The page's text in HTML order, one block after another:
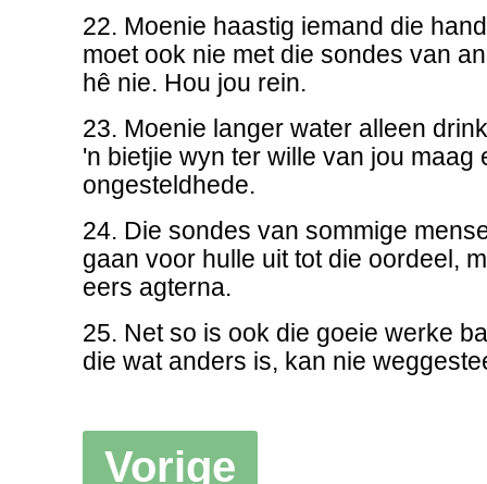
22. Moenie haastig iemand die
moet ook nie met die sondes van
hê nie. Hou jou rein.
23. Moenie langer water alleen
'n bietjie wyn ter wille van jou maag
ongesteldhede.
24. Die sondes van sommige
gaan voor hulle uit tot die oordeel,
eers agterna.
25. Net so is ook die goeie werke
die wat anders is, kan nie
Vorige